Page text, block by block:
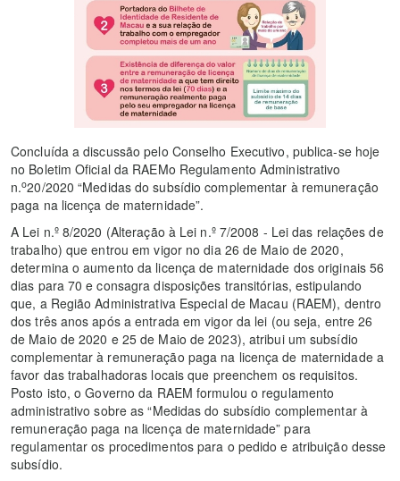
Concluída a discussão pelo Conselho Executivo, publica-se hoje
no Boletim Oficial da RAEMo Regulamento Administrativo
n.o20/2020 “Medidas do subsídio complementar à remuneração
paga na licença de maternidade”.
A Lei n.º 8/2020 (Alteração à Lei n.º 7/2008 - Lei das relações de
trabalho) que entrou em vigor no dia 26 de Maio de 2020,
determina o aumento da licença de maternidade dos originais 56
dias para 70 e consagra disposições transitórias, estipulando
que, a Região Administrativa Especial de Macau (RAEM), dentro
dos três anos após a entrada em vigor da lei (ou seja, entre 26
de Maio de 2020 e 25 de Maio de 2023), atribui um subsídio
complementar à remuneração paga na licença de maternidade a
favor das trabalhadoras locais que preenchem os requisitos.
Posto isto, o Governo da RAEM formulou o regulamento
administrativo sobre as “Medidas do subsídio complementar à
remuneração paga na licença de maternidade” para
regulamentar os procedimentos para o pedido e atribuição desse
subsídio.